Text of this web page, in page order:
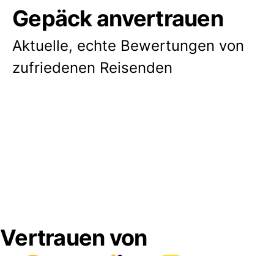
Gepäck anvertrauen
Aktuelle, echte Bewertungen von
zufriedenen Reisenden
Vertrauen von